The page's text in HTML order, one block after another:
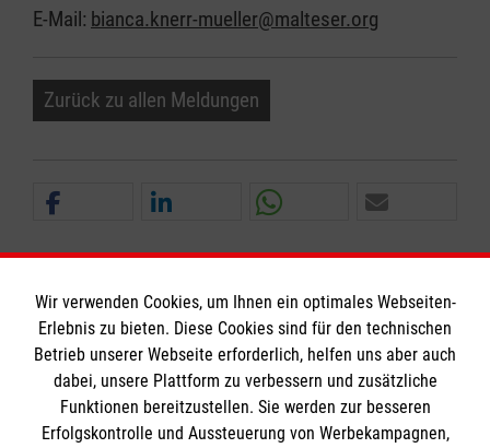
E-Mail: bianca.knerr-mueller@malteser.org
Zurück zu allen Meldungen
Informationen
Impressum
Wir verwenden Cookies, um Ihnen ein optimales Webseiten-
Erlebnis zu bieten. Diese Cookies sind für den technischen
Betrieb unserer Webseite erforderlich, helfen uns aber auch
dabei, unsere Plattform zu verbessern und zusätzliche
Funktionen bereitzustellen. Sie werden zur besseren
Erfolgskontrolle und Aussteuerung von Werbekampagnen,